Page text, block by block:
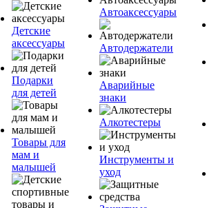
Детские
аксессуары
Подарки
для детей
Товары для
мам и
малышей
Автоаксессуары
Автодержатели
Аварийные
знаки
Алкотестеры
Инструменты и
уход